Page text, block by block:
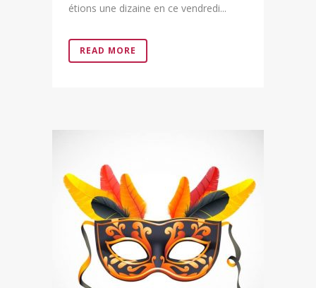
étions une dizaine en ce vendredi...
READ MORE